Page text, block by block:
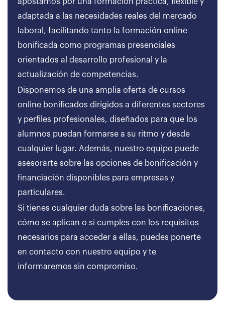
adaptada a las necesidades reales del mercado
laboral, facilitando tanto la formación online
bonificada como programas presenciales
orientados al desarrollo profesional y la
actualización de competencias.
Disponemos de una amplia oferta de cursos
online bonificados dirigidos a diferentes sectores
y perfiles profesionales, diseñados para que los
alumnos puedan formarse a su ritmo y desde
cualquier lugar. Además, nuestro equipo puede
asesorarte sobre las opciones de bonificación y
financiación disponibles para empresas y
particulares.
Si tienes cualquier duda sobre las bonificaciones,
cómo se aplican o si cumples con los requisitos
necesarios para acceder a ellas, puedes ponerte
en contacto con nuestro equipo y te
informaremos sin compromiso.